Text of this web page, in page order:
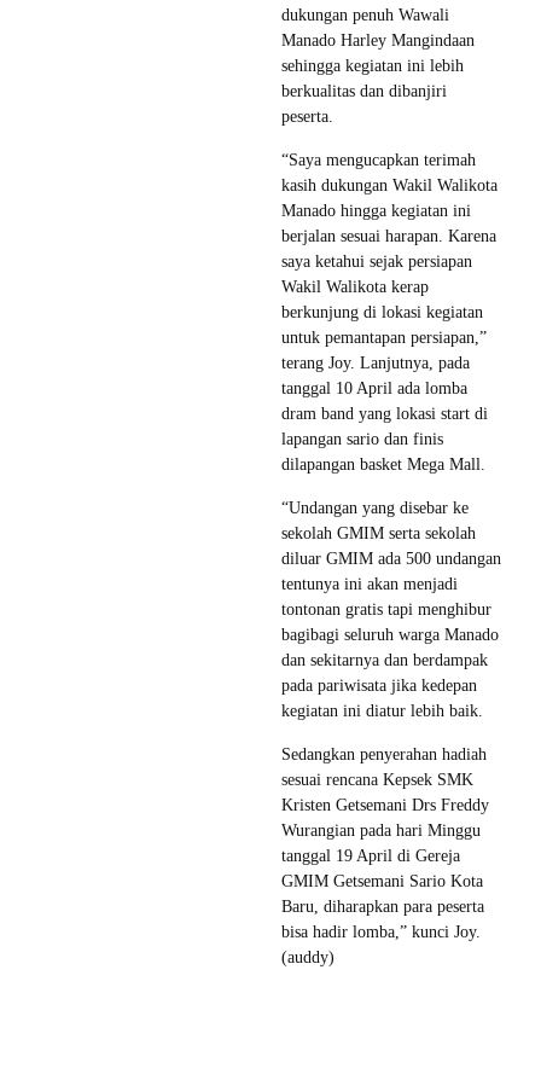
dukungan penuh Wawali
Manado Harley Mangindaan
sehingga kegiatan ini lebih
berkualitas dan dibanjiri
peserta.
“Saya mengucapkan terimah
kasih dukungan Wakil Walikota
Manado hingga kegiatan ini
berjalan sesuai harapan. Karena
saya ketahui sejak persiapan
Wakil Walikota kerap
berkunjung di lokasi kegiatan
untuk pemantapan persiapan,”
terang Joy. Lanjutnya, pada
tanggal 10 April ada lomba
dram band yang lokasi start di
lapangan sario dan finis
dilapangan basket Mega Mall.
“Undangan yang disebar ke
sekolah GMIM serta sekolah
diluar GMIM ada 500 undangan
tentunya ini akan menjadi
tontonan gratis tapi menghibur
bagibagi seluruh warga Manado
dan sekitarnya dan berdampak
pada pariwisata jika kedepan
kegiatan ini diatur lebih baik.
Sedangkan penyerahan hadiah
sesuai rencana Kepsek SMK
Kristen Getsemani Drs Freddy
Wurangian pada hari Minggu
tanggal 19 April di Gereja
GMIM Getsemani Sario Kota
Baru, diharapkan para peserta
bisa hadir lomba,” kunci Joy.
(auddy)